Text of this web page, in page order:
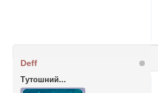
Deff
Тутошний...